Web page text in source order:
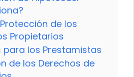
de los
Propietarios
los Prestamistas
de los Derechos de